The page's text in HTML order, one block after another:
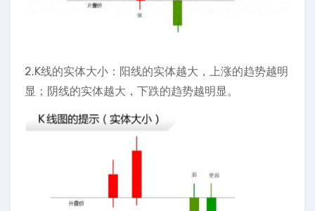
2.K线的实体大小：阳线的实体越大，上涨的趋势越明
显；阴线的实体越大，下跌的趋势越明显。